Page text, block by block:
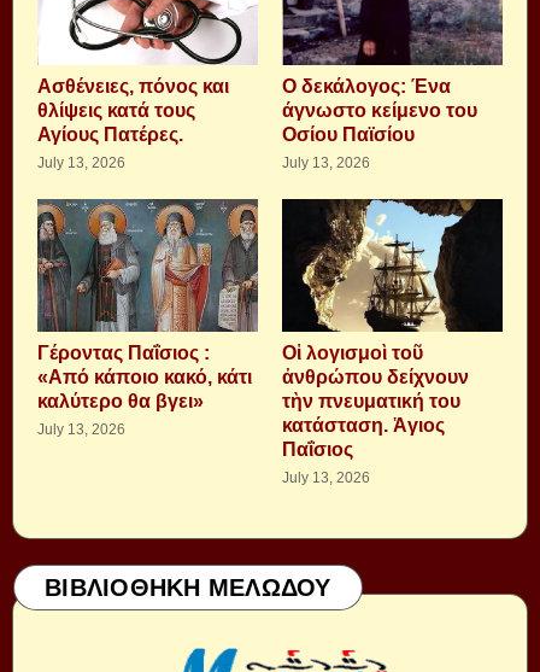
Aσθένειες, πόνος και
θλίψεις κατά τους
Αγίους Πατέρες.
July 13, 2026
Ο δεκάλογος: Ένα
άγνωστο κείμενο του
Οσίου Παϊσίου
July 13, 2026
Γέροντας Παΐσιος :
«Από κάποιο κακό, κάτι
καλύτερο θα βγει»
July 13, 2026
Οἱ λογισμοὶ τοῦ
ἀνθρώπου δείχνουν
τὴν πνευματική του
κατάσταση. Ἁγιος
Παΐσιος
July 13, 2026
ΒΙΒΛΙΟΘΗΚΗ ΜΕΛΩΔΟΥ